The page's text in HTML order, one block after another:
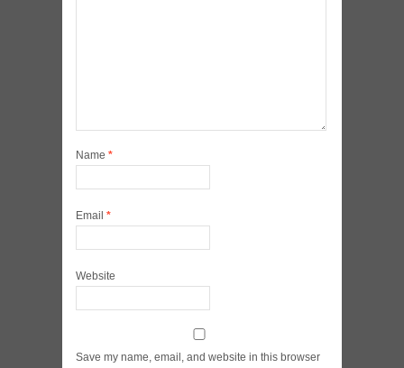
Name *
Email *
Website
Save my name, email, and website in this browser